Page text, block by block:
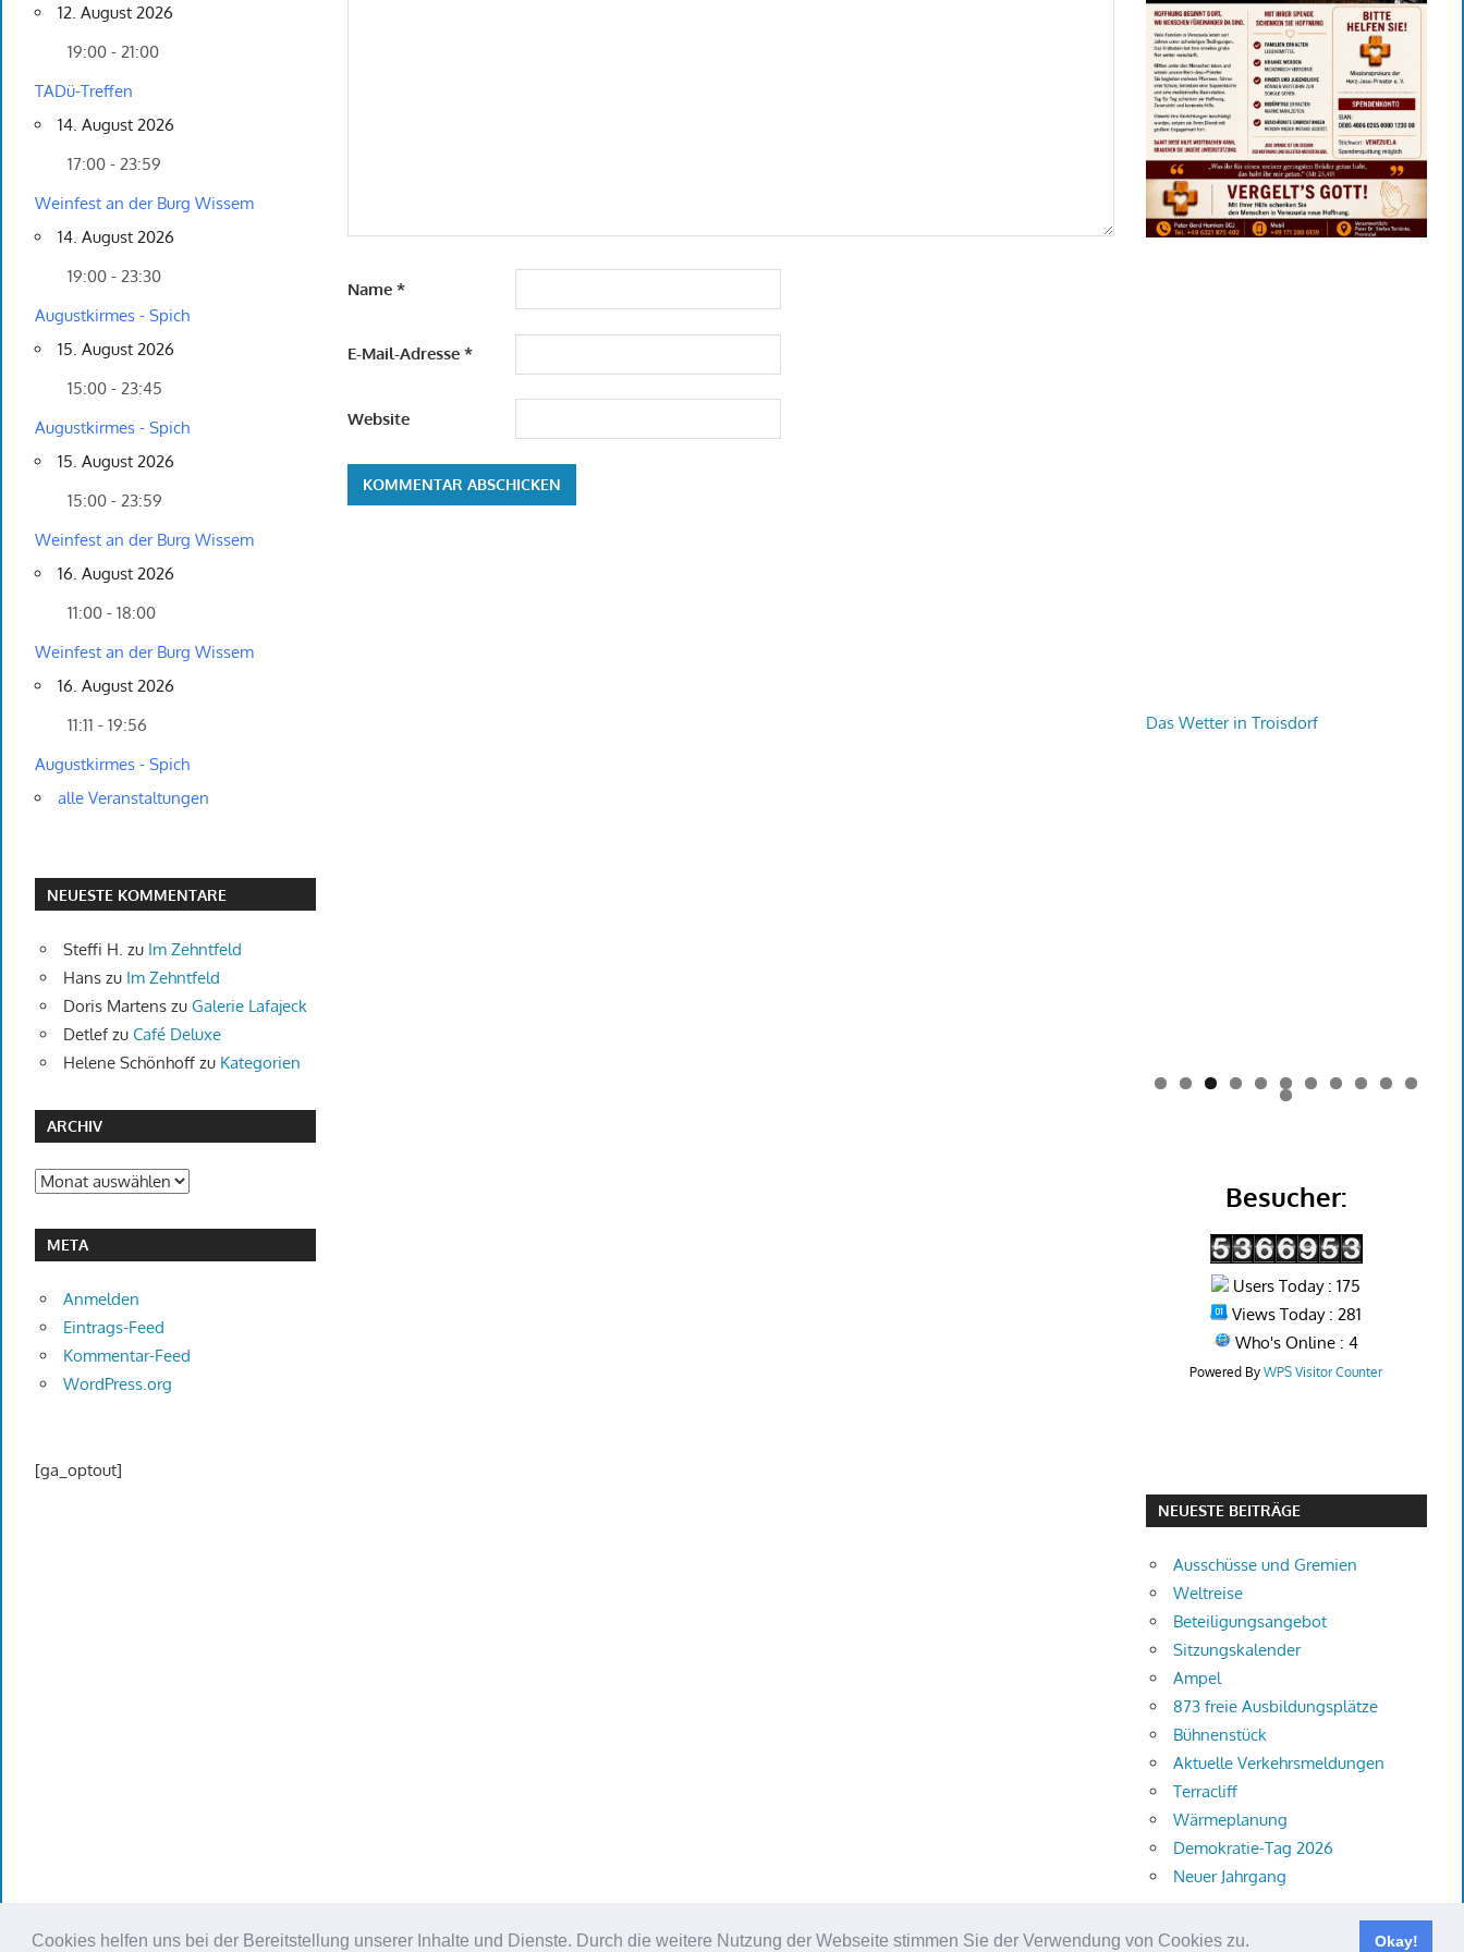
Cookies helfen uns bei der Bereitstellung unserer Inhalte und Dienste. Durch die weitere Nutzung der Webseite stimmen Sie der Verwendung von Cookies zu. Okay!
Name*
E-Mail-Adresse*
Website
12. August 2026
19:00 - 21:00
TADü-Treffen
14. August 2026
17:00 - 23:59
Weinfest an der Burg Wissem
14. August 2026
19:00 - 23:30
Augustkirmes - Spich
15. August 2026
15:00 - 23:45
Augustkirmes - Spich
15. August 2026
15:00 - 23:59
Weinfest an der Burg Wissem
16. August 2026
11:00 - 18:00
Weinfest an der Burg Wissem
16. August 2026
11:11 - 19:56
Augustkirmes - Spich
alle Veranstaltungen
NEUESTE KOMMENTARE
Steffi H. zu Im Zehntfeld
Hanszu Im Zehntfeld
Doris Martenszu Galerie Lafajeck
Detlefzu Café Deluxe
Helene Schönhoffzu Kategorien
ARCHIV
Archiv
META
Anmelden
Eintrags-Feed
Kommentar-Feed
WordPress.org
[ga_optout]
Das Wetter in Troisdorf
0 1
2
Besucher:
Users Today : 175
Views Today : 281
Who's Online : 4
Powered ByWPS Visitor Counter
NEUESTE BEITRÄGE
Ausschüsse und Gremien
Weltreise
Beteiligungsangebot
Sitzungskalender
Ampel
873 freie Ausbildungsplätze
Bühnenstück
Aktuelle Verkehrsmeldungen
Terracliff
Wärmeplanung
Demokratie-Tag 2026
Neuer Jahrgang